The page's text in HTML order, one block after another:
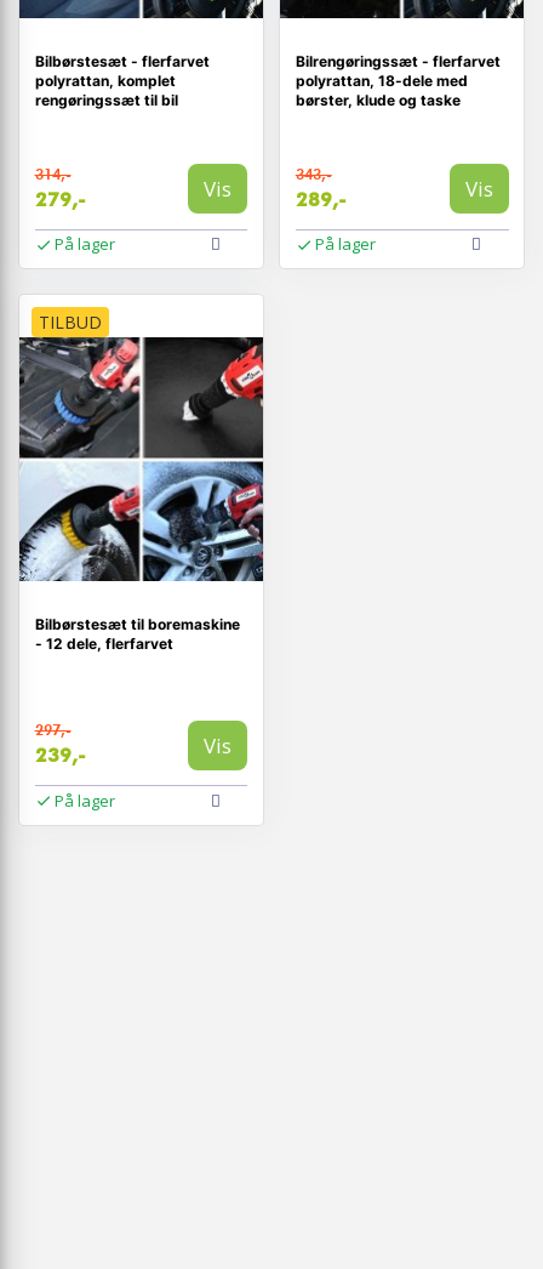
Bilbørstesæt - flerfarvet
polyrattan, komplet
rengøringssæt til bil
314,-
279,- Vis
På lager
Bilrengøringssæt - flerfarvet
polyrattan, 18-dele med
børster, klude og taske
343,-
289,- Vis
På lager
TILBUD
Bilbørstesæt til boremaskine
- 12 dele, flerfarvet
297,-
239,- Vis
På lager